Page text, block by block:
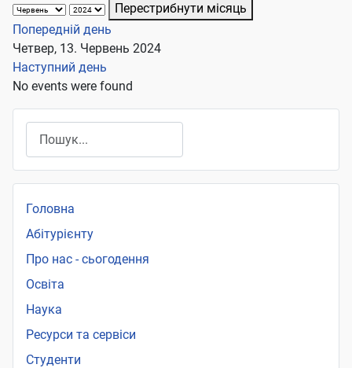
Перестрибнути місяць
Попередній день
Четвер, 13. Червень 2024
Наступний день
No events were found
Головна
Абітурієнту
Про нас - сьогодення
Освіта
Наука
Ресурси та сервіси
Студенти